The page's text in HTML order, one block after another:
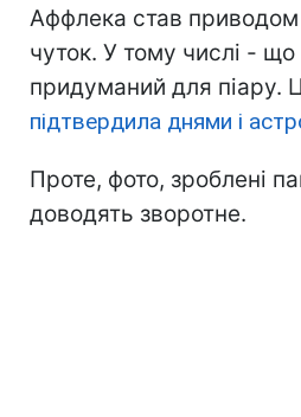
Аффлека став приводом
чуток. У тому числі - що
придуманий для піару.
підтвердила днями і
Проте, фото, зроблені
доводять зворотне.